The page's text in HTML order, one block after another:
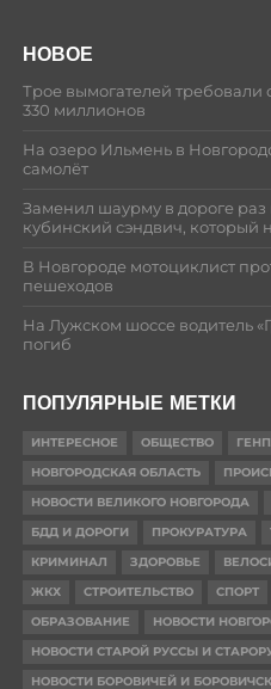
НОВОЕ
Трое вымогателей требовали
330 миллионов
На озеро Ильмень в
самолёт
Заменил шаурму в дороге раз
кубинский сэндвич, который
В Новгороде мотоциклист
пешеходов
На Лужском шоссе водитель
погиб
ПОПУЛЯРНЫЕ МЕТКИ
ИНТЕРЕСНОЕ ОБЩЕСТВО
НОВГОРОДСКАЯ ОБЛАСТЬ
НОВОСТИ ВЕЛИКОГО НОВГОРОДА
БДД И ДОРОГИ
ПРОКУРАТУРА
КРИМИНАЛ
ЗДОРОВЬЕ
ЖКХ
СТРОИТЕЛЬСТВО СПОРТ
ОБРАЗОВАНИЕ
НОВОСТИ
НОВОСТИ СТАРОЙ РУССЫ И
НОВОСТИ БОРОВИЧЕЙ И